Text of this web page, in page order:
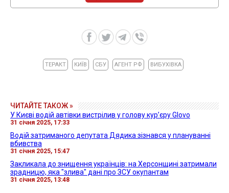
ТЕРАКТ КИЇВ СБУ АГЕНТ РФ ВИБУХІВКА
ЧИТАЙТЕ ТАКОЖ »
У Києві водій автівки вистрілив у голову кур’єру Glovo
31 січня 2025, 17:33
Водій затриманого депутата Дядика зізнався у плануванні
вбивства
31 січня 2025, 15:47
Закликала до знищення українців: на Херсонщині затримали
зрадницю, яка "злива" дані про ЗСУ окупантам
31 січня 2025, 13:48